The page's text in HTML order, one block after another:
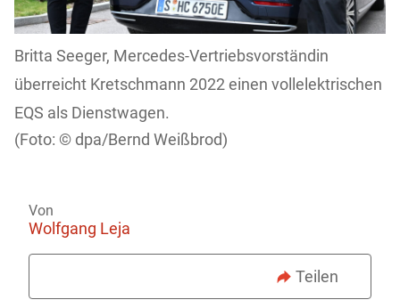
Britta Seeger, Mercedes-Vertriebsvorständin
überreicht Kretschmann 2022 einen vollelektrischen
EQS als Dienstwagen.
dpa/Bernd Weißbrod)
Von
Wolfgang Leja
Teilen